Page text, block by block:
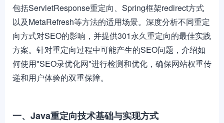
包括ServletResponse重定向、Spring框架redirect方式
以及MetaRefresh等方法的适用场景。深度分析不同重定
向方式对SEO的影响，并提供301永久重定向的最佳实践
方案。针对重定向过程中可能产生的SEO问题，介绍如
何使用"SEO录优化网"进行检测和优化，确保网站权重传
递和用户体验的双重保障。
一、Java重定向技术基础与实现方式